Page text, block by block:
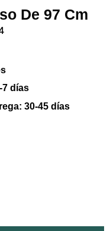
De 97 Cm
7 días
30-45 días